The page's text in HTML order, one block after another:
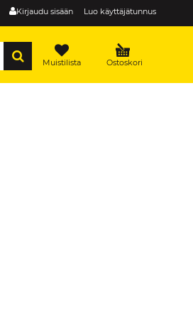
Kirjaudu sisään Luo käyttäjätunnus
Ostoskori
Muistilista